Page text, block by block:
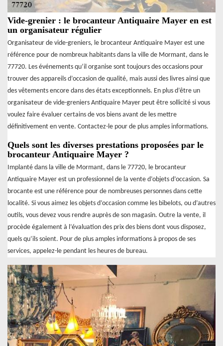
Vide-grenier : le brocanteur Antiquaire Mayer en est
un organisateur régulier
Organisateur de vide-greniers, le brocanteur Antiquaire Mayer est une
référence pour de nombreux habitants dans la ville de Mormant, dans le
77720. Les événements qu’il organise sont toujours des occasions pour
trouver des appareils d’occasion de qualité, mais aussi des livres ainsi que
des vêtements encore dans des états exceptionnels. En plus d’être un
organisateur de vide-greniers Antiquaire Mayer peut être sollicité si vous
voulez faire évaluer certains de vos biens avant de les mettre
définitivement en vente. Contactez-le pour de plus amples informations.
Quels sont les diverses prestations proposées par le
brocanteur Antiquaire Mayer ?
Implanté dans la ville de Mormant, dans le 77720, le brocanteur
Antiquaire Mayer est un professionnel de la vente d’objets d’occasion. Sa
brocante est une référence pour de nombreuses personnes dans cette
localité. Si vous aimez les objets d’occasion comme les bibelots, ou d’autres
outils, vous devez vous rendre auprès de son magasin. Outre la vente, il
procède également à l’évaluation des prix des biens dont vous disposez,
quels qu’ils soient. Pour de plus amples informations à propos de ses
services, appelez-le pendant les heures de bureau.